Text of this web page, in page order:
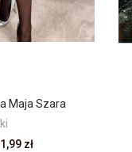
Maja Szara
zł